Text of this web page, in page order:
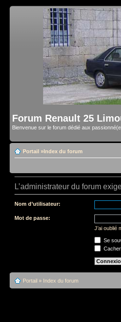
Forum Renault 25
Bienvenue sur le forum dédié aux
Portail »Index du forum
L’administrateur du forum
Nom d’utilisateur:
Mot de passe:
J’ai oublié
Se
Portail » Index du forum